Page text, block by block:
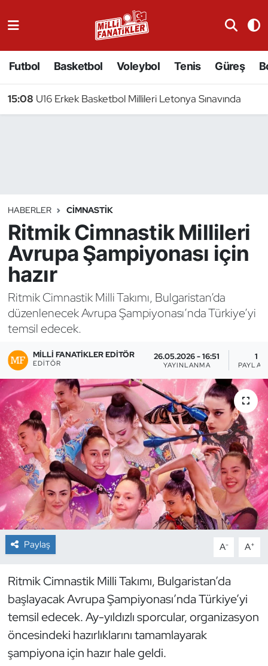
Futbol Basketbol Voleybol Tenis Güreş
15:08 U16 Erkek Basketbol Millileri Letonya Sınavında
HABERLER CIMNASTIK
Ritmik Cimnastik Millileri
Avrupa Şampiyonası için
hazır
Ritmik Cimnastik Milli Takımı, Bulgaristan’da
düzenlenecek Avrupa Şampiyonası’nda Türkiye’yi
temsil edecek.
MILLI FANATIKLER EDITÖR
EDITÖR
26.05.2026 - 16:51
YAYINLANMA
1
Paylaş A- A+
Ritmik Cimnastik Milli Takımı, Bulgaristan’da
başlayacak Avrupa Şampiyonası’nda Türkiye’yi
temsil edecek. Ay-yıldızlı sporcular, organizasyon
öncesindeki hazırlıklarını tamamlayarak
şampiyona için hazır hale geldi.
Badminton
Binicilik
Bisiklet
Bocce Bowling Dart
Boks
Briç
Buz Hokeyi
Buz Pateni
Çim Hokeyi
Cimnastik
Curling
Dağcılık
Dövüş Sanatı
E-Spor
Eskrim